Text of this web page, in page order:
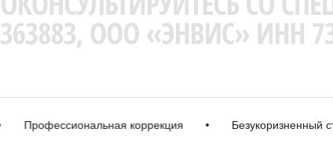
Профессиональная коррекция • Безукоризненный стиль